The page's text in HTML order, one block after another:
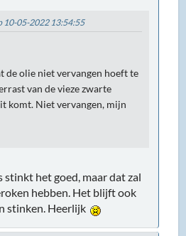
10-05-2022 13:54:55
de olie niet vervangen hoeft te
van de vieze zwarte
komt. Niet vervangen, mijn
stinkt het goed, maar dat zal
hebben. Het blijft ook
stinken. Heerlijk